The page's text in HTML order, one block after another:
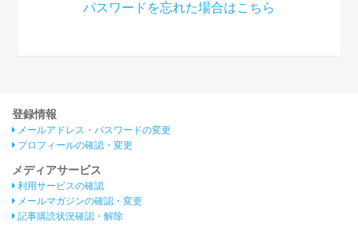
パスワードを忘れた場合はこちら
登録情報
メールアドレス・パスワードの変更
プロフィールの確認・変更
メディアサービス
利用サービスの確認
メールマガジンの確認・変更
記事購読状況確認・解除